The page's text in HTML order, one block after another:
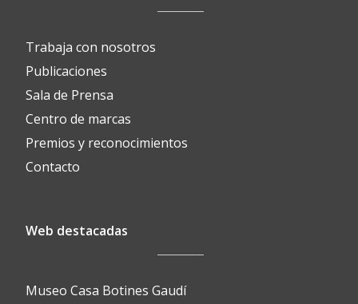
Trabaja con nosotros
Publicaciones
Sala de Prensa
Centro de marcas
Premios y reconocimientos
Contacto
Web destacadas
Museo Casa Botines Gaudí